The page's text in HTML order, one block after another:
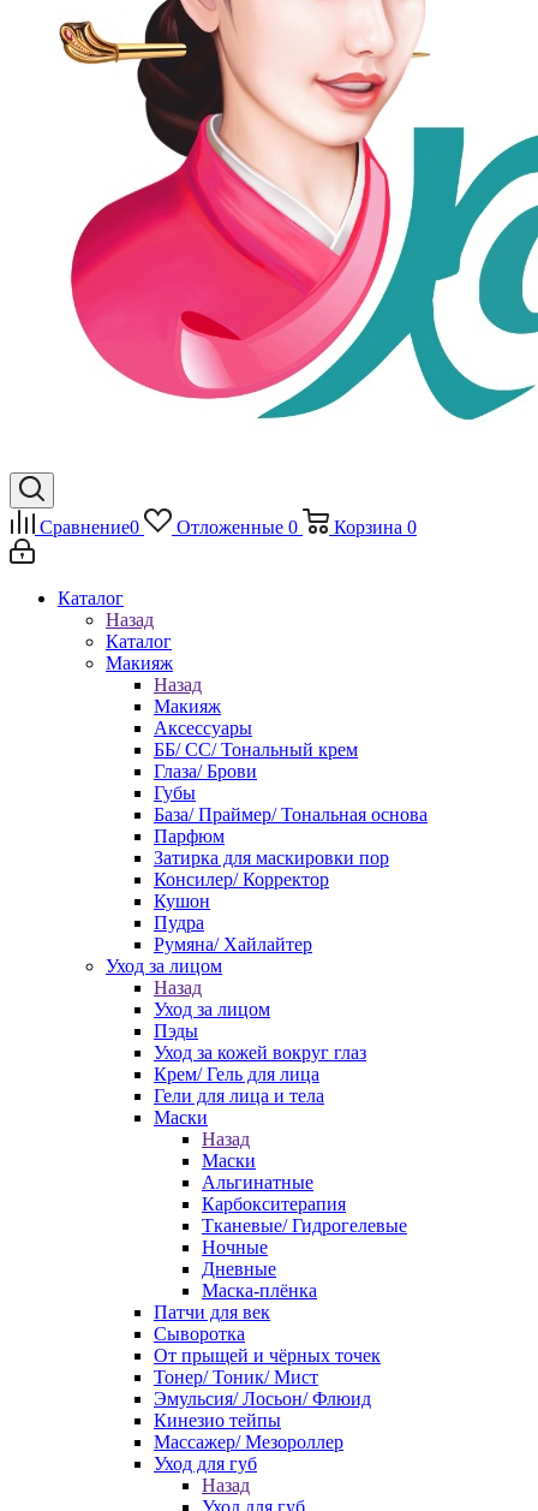
Сравнение0 Отложенные 0 Корзина 0
Каталог
Назад
Каталог
Макияж
Назад
Макияж
Аксессуары
ББ/ СС/ Тональный крем
Глаза/ Брови
Губы
База/ Праймер/ Тональная основа
Парфюм
Затирка для маскировки пор
Консилер/ Корректор
Кушон
Пудра
Румяна/ Хайлайтер
Уход за лицом
Назад
Уход за лицом
Пэды
Уход за кожей вокруг глаз
Крем/ Гель для лица
Гели для лица и тела
Маски
Назад
Маски
Альгинатные
Карбокситерапия
Тканевые/ Гидрогелевые
Ночные
Дневные
Маска-плёнка
Патчи для век
Сыворотка
От прыщей и чёрных точек
Тонер/ Тоник/ Мист
Эмульсия/ Лосьон/ Флюид
Кинезио тейпы
Массажер/ Мезороллер
Уход для губ
Назад
Уход для губ